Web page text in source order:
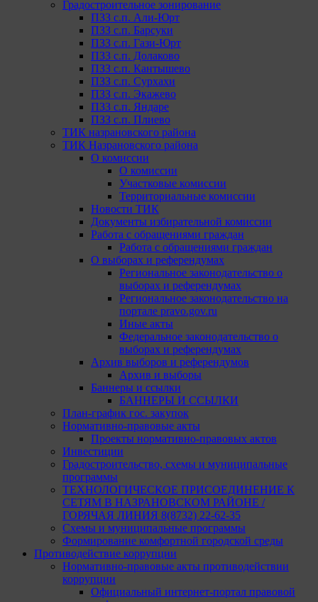
Градостроительное зонирование
ПЗЗ с.п. Али-Юрт
ПЗЗ с.п. Барсуки
ПЗЗ с.п. Гази-Юрт
ПЗЗ с.п. Долаково
ПЗЗ с.п. Кантышево
ПЗЗ с.п. Сурхахи
ПЗЗ с.п. Экажево
ПЗЗ с.п. Яндаре
ПЗЗ с.п. Плиево
ТИК назрановского района
ТИК Назрановского района
О комиссии
О комиссии
Участковые комиссии
Территориальные комиссии
Новости ТИК
Документы избирательной комиссии
Работа с обращениями граждан
Работа с обращениями граждан
О выборах и референдумах
Региональное законодательство о
выборах и референдумах
Региональное законодательство на
портале pravo.gov.ru
Иные акты
Федеральное законодательство о
выборах и референдумах
Архив выборов и референдумов
Архив и выборы
Баннеры и ссылки
БАННЕРЫ И ССЫЛКИ
План-график гос. закупок
Нормативно-правовые акты
Проекты нормативно-правовых актов
Инвестиции
Градостроительство, схемы и муниципальные
программы
ТЕХНОЛОГИЧЕСКОЕ ПРИСОЕДИНЕНИЕ К
СЕТЯМ В НАЗРАНОВСКОМ РАЙОНЕ /
ГОРЯЧАЯ ЛИНИЯ 8(8732) 22-62-35
Схемы и муниципальные программы
Формирование комфортной городской среды
Противодействие коррупции
Нормативно-правовые акты противодействии
коррупции
Официальный интернет-портал правовой